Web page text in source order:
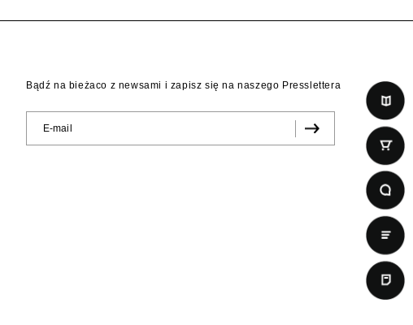
Bądź na bieżaco z newsami i zapisz się na naszego Presslettera